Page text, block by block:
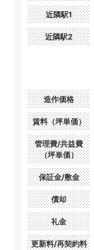
近隣駅1
近隣駅2
造作価格
賃料（坪単価）
管理費/共益費
（坪単価）
保証金/敷金
償却
礼金
更新料/再契約料